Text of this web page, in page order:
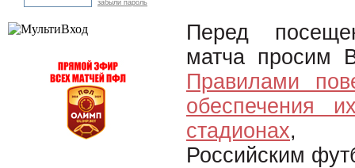
забыли пароль
Перед
матча просим
Правилами
обеспечения
стадионах,
Российским